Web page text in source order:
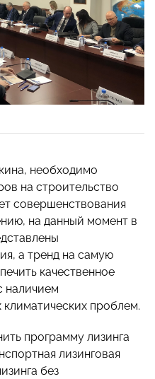
необходимо
на строительство
совершенствования
на данный момент в
а тренд на самую
качественное
наличием
проблем.
программу лизинга
лизинговая
без